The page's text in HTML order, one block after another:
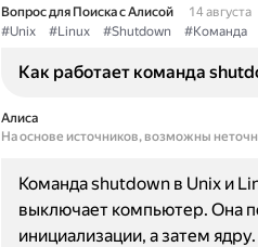
Вопрос для Поиска с Алисой
14 августа
#Unix
#Linux #Shutdown #Команда
Как работает команда
Алиса
На основе источников, возможны
Команда shutdown в Unix и
выключает компьютер. Она
инициализации, а затем